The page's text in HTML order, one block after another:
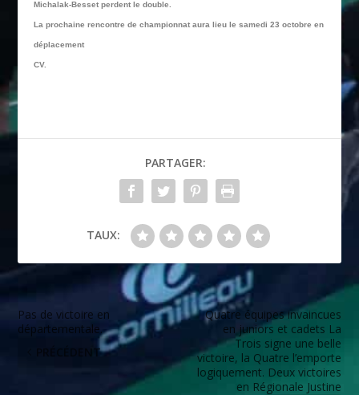
Michalak-Besset perdent le double.
La prochaine rencontre de championnat aura lieu le samedi 23 octobre en
déplacement
CV.
PARTAGER:
TAUX:
Pas de victoire en
départementale.
PRÉCÉDENT
Quatre équipes invaincues
en juniors et cadets La
Trois signe une belle
victoire, la Quatre l’emporte
logiquement. Deux victoires
en Régionale Justine